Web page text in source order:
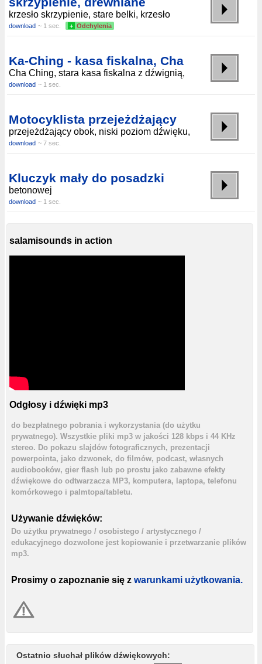
krzesło skrzypienie, stare belki, krzesło
download ~ 1 sec. + Odchylenia
Ka-Ching - kasa fiskalna, Cha
Cha Ching, stara kasa fiskalna z dźwignią,
download ~ 1 sec.
Motocyklista przejeżdżający
przejeżdżający obok, niski poziom dźwięku,
download ~ 7 sec.
Kluczyk mały do posadzki
betonowej
download ~ 1 sec.
salamisounds in action
Odgłosy i dźwięki mp3
do bezpłatnego pobrania i wykorzystania (do użytku
prywatnego). Wszystkie pliki mp3 w jakości 128 kbps i 44 KHz
stereo. Do pokazu slajdów fotograficznych, prezentacji
powerpointa, jako dzwonek, do filmów, podcast, własnych
audiobooków, gier flash lub po prostu jako zabawne efekty
dźwiękowe do odtwarzacza MP3, komputera, laptopa, telefonu
komórkowego i palmtopa/tabletu.
Używanie dźwięków:
Do użytku prywatnego / osobistego / artystycznego /
edukacyjnego dozwolone jest kopiowanie i przetwarzanie plików
mp3.
Prosimy o zapoznanie się z warunkami użytkowania.
Ostatnio słuchał plików dźwiękowych: